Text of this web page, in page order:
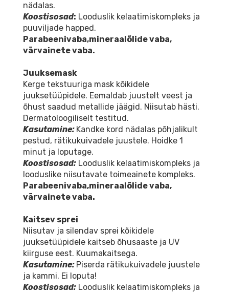
nädalas.
Koostisosad: Looduslik kelaatimiskompleks ja
puuviljade happed.
Parabeenivaba,mineraalõlide vaba,
värvainete vaba.
Juuksemask
Kerge tekstuuriga mask kõikidele
juuksetüüpidele. Eemaldab juustelt veest ja
õhust saadud metallide jäägid. Niisutab hästi.
Dermatoloogiliselt testitud.
Kasutamine: Kandke kord nädalas põhjalikult
pestud, rätikukuivadele juustele. Hoidke 1
minut ja loputage.
Koostisosad: Looduslik kelaatimiskompleks ja
looduslike niisutavate toimeainete kompleks.
Parabeenivaba,mineraalõlide vaba,
värvainete vaba.
Kaitsev sprei
Niisutav ja silendav sprei kõikidele
juuksetüüpidele kaitseb õhusaaste ja UV
kiirguse eest. Kuumakaitsega.
Kasutamine: Piserda rätikukuivadele juustele
ja kammi. Ei loputa!
Koostisosad: Looduslik kelaatimiskompleks ja